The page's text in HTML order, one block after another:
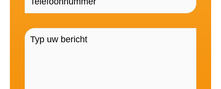
Bericht